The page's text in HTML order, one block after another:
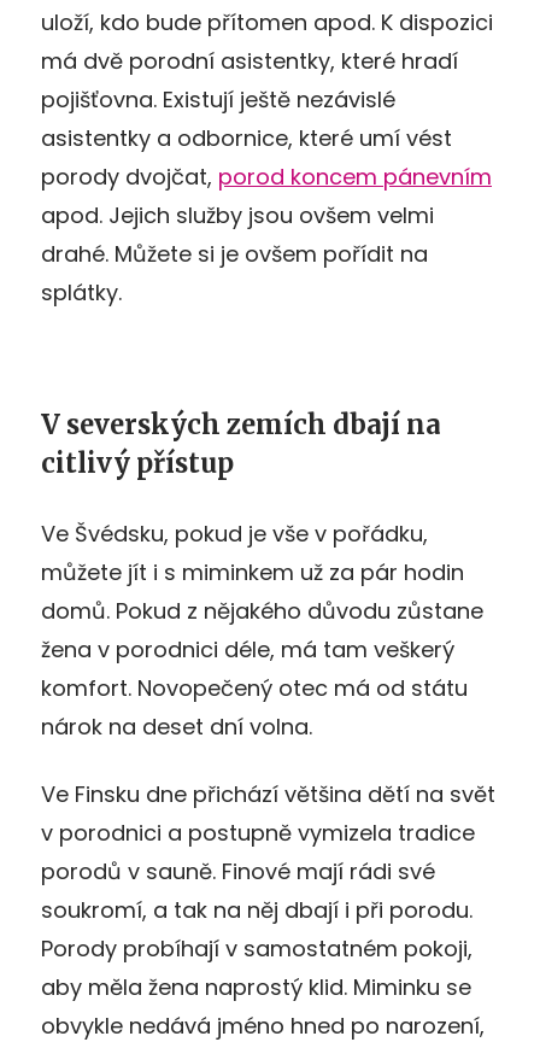
uloží, kdo bude přítomen apod. K dispozici
má dvě porodní asistentky, které hradí
pojišťovna. Existují ještě nezávislé
asistentky a odbornice, které umí vést
porody dvojčat, porod koncem pánevním
apod. Jejich služby jsou ovšem velmi
drahé. Můžete si je ovšem pořídit na
splátky.
V severských zemích dbají na
citlivý přístup
Ve Švédsku, pokud je vše v pořádku,
můžete jít i s miminkem už za pár hodin
domů. Pokud z nějakého důvodu zůstane
žena v porodnici déle, má tam veškerý
komfort. Novopečený otec má od státu
nárok na deset dní volna.
Ve Finsku dne přichází většina dětí na svět
v porodnici a postupně vymizela tradice
porodů v sauně. Finové mají rádi své
soukromí, a tak na něj dbají i při porodu.
Porody probíhají v samostatném pokoji,
aby měla žena naprostý klid. Miminku se
obvykle nedává jméno hned po narození,